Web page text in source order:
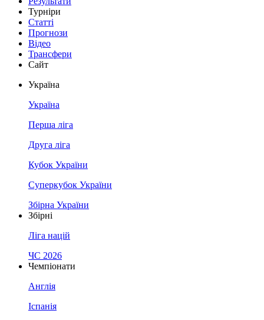
Турніри
Статті
Прогнози
Відео
Трансфери
Сайт
Україна
Україна
Перша ліга
Друга ліга
Кубок України
Суперкубок України
Збірна України
Збірні
Ліга націй
ЧС 2026
Чемпіонати
Англія
Іспанія